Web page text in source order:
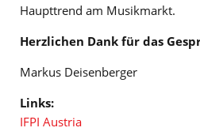
Haupttrend am Musikmarkt.
Herzlichen Dank für das
Markus Deisenberger
Links:
IFPI Austria